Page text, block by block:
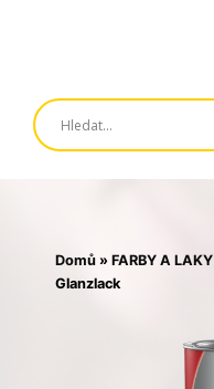
Domů » FARBY A LAKY
Glanzlack